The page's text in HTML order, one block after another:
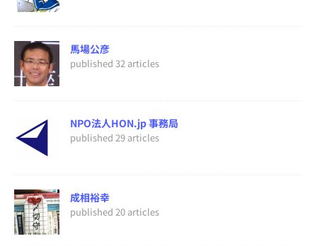
馬場公彦
published 32 articles
NPO法人HON.jp 事務局
published 29 articles
成相裕幸
published 20 articles